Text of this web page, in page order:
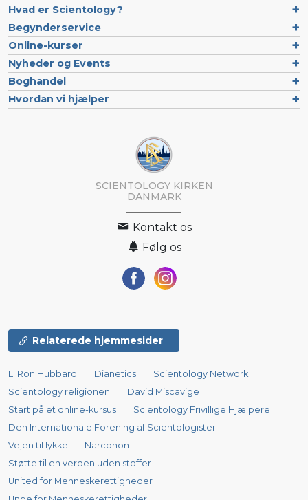
Hvad er Scientology?
Begynderservice
Online-kurser
Nyheder og Events
Boghandel
Hvordan vi hjælper
SCIENTOLOGY KIRKEN
DANMARK
Kontakt os
Følg os
Relaterede hjemmesider
L. Ron Hubbard Dianetics
Scientology Network
Scientology religionen
David Miscavige
Start på et online-kursus
Scientology Frivillige Hjælpere
Den Internationale Forening af Scientologister
Vejen til lykke
Narconon
Støtte til en verden uden stoffer
United for Menneskerettigheder